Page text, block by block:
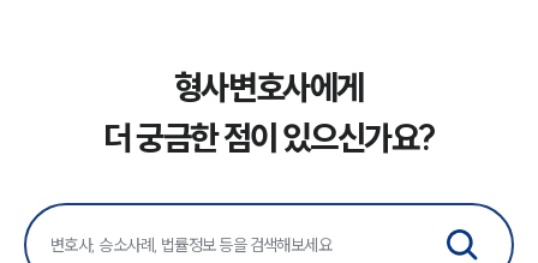
형사변호사에게
더 궁금한 점이 있으신가요?